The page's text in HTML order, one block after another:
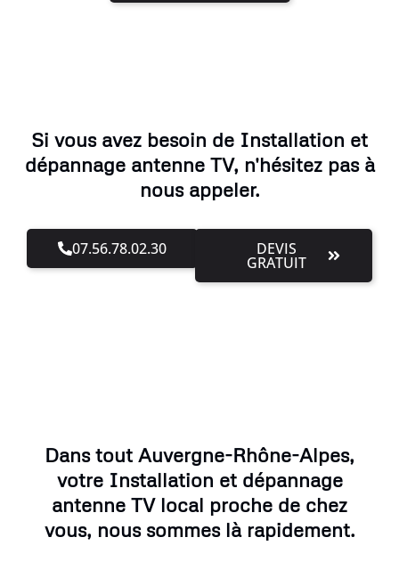
Si vous avez besoin de Installation et
dépannage antenne TV, n'hésitez pas à
nous appeler.
07.56.78.02.30 DEVIS
GRATUIT
Dans tout Auvergne-Rhône-Alpes,
votre Installation et dépannage
antenne TV local proche de chez
vous, nous sommes là rapidement.